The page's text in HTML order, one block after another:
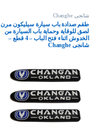
شانجى Changhe
طقم صدادة باب سيارة سيليكون مرن
لصق للوقاية وحماية باب السيارة من
الخدوش اثناء فتح الباب – 4 قطع –
شانجى Changhe